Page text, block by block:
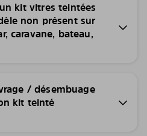
kit vitres teintées
non présent sur
caravane, bateau,
/ désembuage
kit teinté